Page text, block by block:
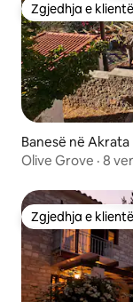
Zgjedhja e
Zgjedhja e
Banesë në Akrata
Olive Grove · 8
Zgjedhja e
Zgjedhja e